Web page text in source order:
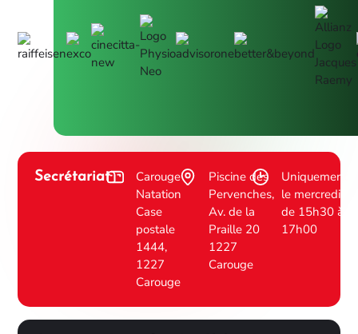
Secrétariat
Carouge
Natation
Case
postale
1444,
1227
Carouge
Piscine des
Pervenches,
Av. de la
Praille 20
1227
Carouge
Uniquement
le mercredi
de 15h30 à
17h00